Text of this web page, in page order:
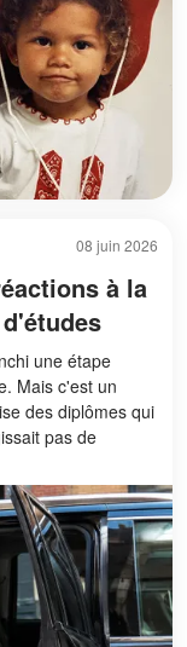
08 juin 2026
à la
une étape
Mais c'est un
des diplômes qui
pas de